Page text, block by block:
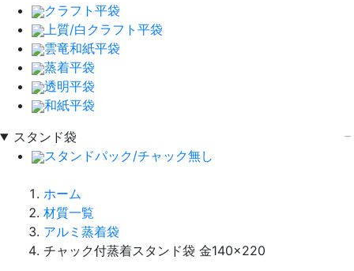
クラフト平袋
上質/白クラフト平袋
雲竜和紙平袋
蒸着平袋
透明平袋
和紙平袋
スタンド袋
スタンドパック/チャック無し
ホーム
材質一覧
アルミ蒸着袋
チャック付蒸着スタンド袋 金140×220